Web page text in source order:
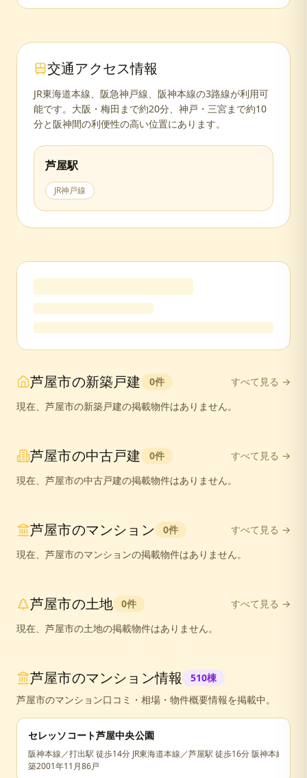
交通アクセス情報
JR東海道本線、阪急神戸線、阪神本線の3路線が利用可
能です。大阪・梅田まで約20分、神戸・三宮まで約10
分と阪神間の利便性の高い位置にあります。
芦屋駅
JR神戸線
芦屋市の新築戸建 0件
すべて見る →
現在、 芦屋市の新築戸建の掲載物件はありません。
芦屋市の中古戸建 0件
すべて見る →
現在、 芦屋市の中古戸建の掲載物件はありません。
芦屋市のマンション 0件
すべて見る →
現在、 芦屋市のマンションの掲載物件はありません。
芦屋市の土地 0件
すべて見る →
現在、 芦屋市の土地の掲載物件はありません。
芦屋市のマンション情報 510棟
芦屋市のマンション口コミ・相場・物件概要情報を掲載中。
セレッソコート芦屋中央公園
阪神本線／打出駅 徒歩14分 JR東海道本線／芦屋駅 徒歩16分 阪神本線／芦
築2001年11月86戸